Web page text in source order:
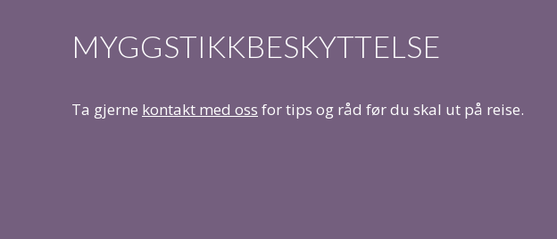
MYGGSTIKKBESKYTTELSE
Ta gjerne kontakt med oss for tips og råd før du skal ut på reise.